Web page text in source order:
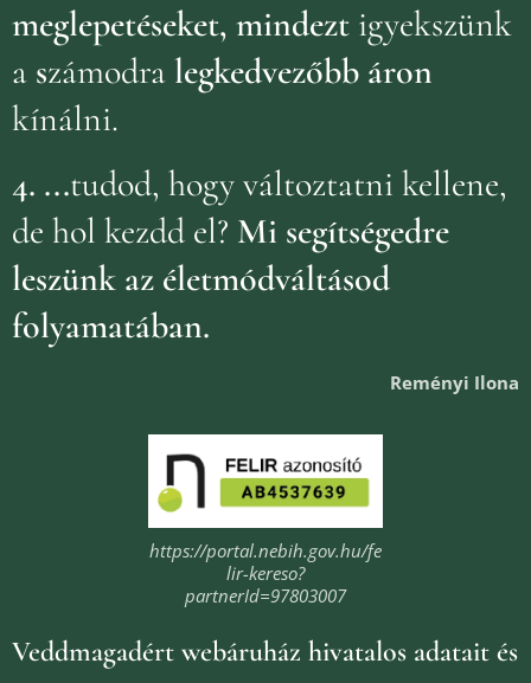
meglepetéseket, mindezt igyekszünk
a számodralegkedvezőbb áron
kínálni.
4. ...tudod, hogy változtatni kellene,
de hol kezdd el? Mi segítségedre
leszünk az életmódváltásod
folyamatában.
Reményi Ilona
https://portal.nebih.gov.hu/fe
lir-kereso?
partnerId=97803007
Veddmagadért webáruház hivatalos adatait és